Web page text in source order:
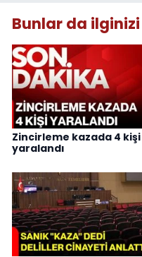
Bunlar da
Zincirleme kazada 4 kişi
yaralandı